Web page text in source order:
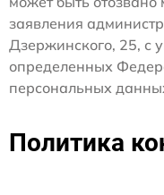
заявления
Дзержинского, 25, с
определенных
персональных
Политика